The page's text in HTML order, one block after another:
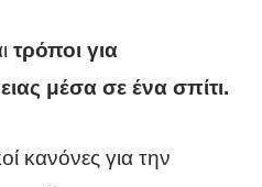
τρόποι για
μέσα σε ένα σπίτι.
κανόνες για την